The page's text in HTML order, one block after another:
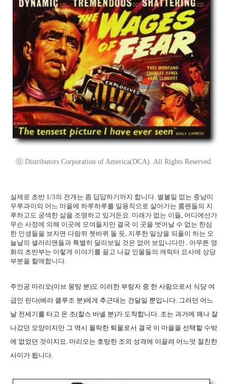
ⓒ Distributors Corporation of America(DCA). All Rights Reserved.
실제로 초반 1/3의 전개는 좀 답답하기까지 합니다. 별볼일 없는 중남미
우루과이의 어느 마을에 하루하루를 일용직으로 살아가는 룸펜들의 지
루하고도 궁색한 삶을 조명하고 있거든요. 미래가 없는 이들, 어디에선가
무슨 사정에 의해 이곳에 모여들지만 결국 이 곳을 벗어날 수 없는 한심
한 인생들을 보자면 다람쥐 쳇바퀴 돌 듯, 지루한 일상을 되풀이 하는 오
늘날의 샐러리맨들과 특별히 달라보일 것은 없어 보입니다만.. 아무튼 영
화의 초반부는 이렇게 이야기를 끌고 나갈 인물들의 캐릭터 묘사에 상당
부분을 할애합니다.
주인공 마리오(이브 몽탕 분)도 이러한 부랑자 중 한 사람으로서 식당 여
급인 린다(베라 클루조 분)에게 추근대는 건달일 뿐입니다. 그러던 어느
날 전세기를 타고 온 조(찰스 바넬 분)가 도착합니다. 조는 과거에 꽤나 잘
나갔던 모양이지만 그 역시 몰락한 퇴물로서 결국 이 마을을 선택할 수밖
에 없었던 것이지요. 마리오는 호탕한 조의 성격에 이끌려 어느덧 절친한
사이가 됩니다.